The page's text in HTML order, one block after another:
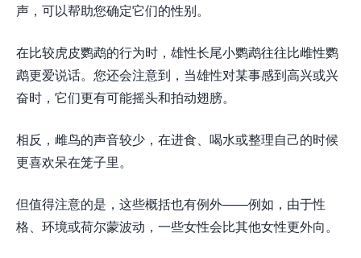
声，可以帮助您确定它们的性别。
在比较虎皮鹦鹉的行为时，雄性长尾小鹦鹉往往比雌性鹦
鹉更爱说话。您还会注意到，当雄性对某事感到高兴或兴
奋时，它们更有可能摇头和拍动翅膀。
相反，雌鸟的声音较少，在进食、喝水或整理自己的时候
更喜欢呆在笼子里。
但值得注意的是，这些概括也有例外——例如，由于性
格、环境或荷尔蒙波动，一些女性会比其他女性更外向。